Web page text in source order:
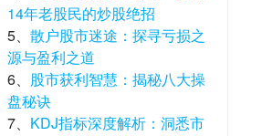
14年老股民的炒股绝招
5、 散户股市迷途：探寻亏损之
源与盈利之道
6、 股市获利智慧：揭秘八大操
盘秘诀
7、 KDJ指标深度解析：洞悉市